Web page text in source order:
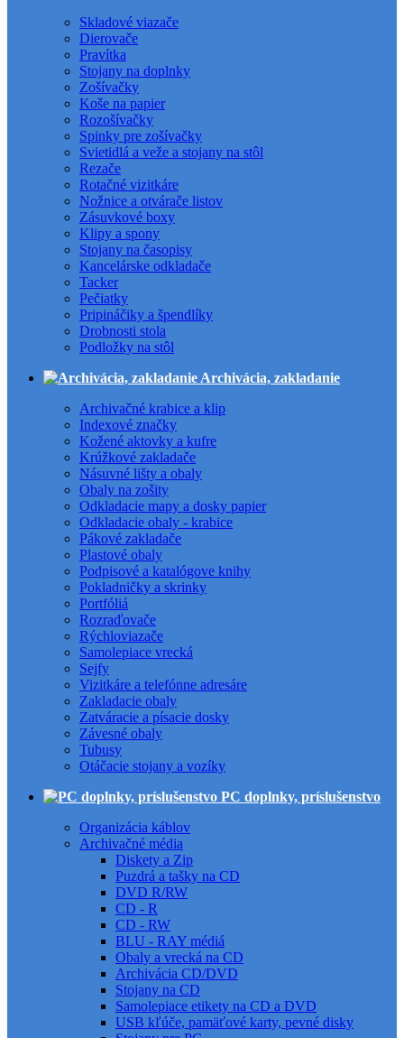
Skladové viazače
Dierovače
Pravítka
Stojany na doplnky
Zošívačky
Koše na papier
Rozošívačky
Spinky pre zošívačky
Svietidlá a veže a stojany na stôl
Rezače
Rotačné vizitkáre
Nožnice a otvárače listov
Zásuvkové boxy
Klipy a spony
Stojany na časopisy
Kancelárske odkladače
Tacker
Pečiatky
Pripináčiky a špendlíky
Drobnosti stola
Podložky na stôl
Archivácia, zakladanie
Archivačné krabice a klip
Indexové značky
Kožené aktovky a kufre
Krúžkové zakladače
Násuvné lišty a obaly
Obaly na zošity
Odkladacie mapy a dosky papier
Odkladacie obaly - krabice
Pákové zakladače
Plastové obaly
Podpisové a katalógove knihy
Pokladničky a skrinky
Portfóliá
Rozraďovače
Rýchloviazače
Samolepiace vrecká
Sejfy
Vizitkáre a telefónne adresáre
Zakladacie obaly
Zatváracie a písacie dosky
Závesné obaly
Tubusy
Otáčacie stojany a vozíky
PC doplnky, príslušenstvo
Organizácia káblov
Archivačné média
Diskety a Zip
Puzdrá a tašky na CD
DVD R/RW
CD - R
CD - RW
BLU - RAY médiá
Obaly a vrecká na CD
Archivácia CD/DVD
Stojany na CD
Samolepiace etikety na CD a DVD
USB kľúče, pamäťové karty, pevné disky